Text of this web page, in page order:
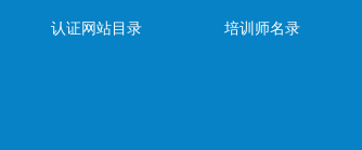
认证网站目录
培训师名录